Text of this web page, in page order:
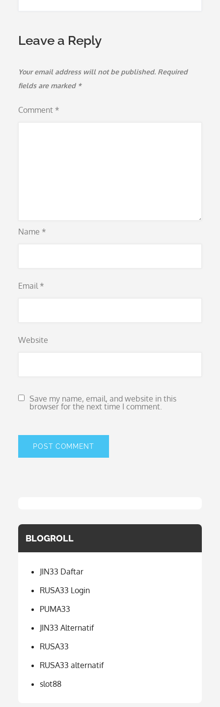
Leave a Reply
Your email address will not be published. Required
fields are marked *
Comment *
Name *
Email *
Website
Save my name, email, and website in this
browser for the next time I comment.
BLOGROLL
JIN33 Daftar
RUSA33 Login
PUMA33
JIN33 Alternatif
RUSA33
RUSA33 alternatif
slot88